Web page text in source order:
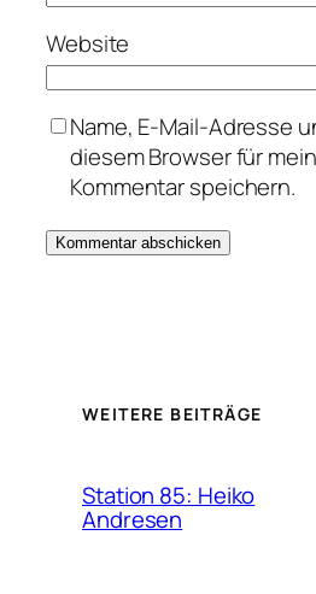
Website
Name, E-Mail-Adresse
diesem Browser für
Kommentar speichern.
WEITERE BEITRÄGE
Station 85: Heiko
Andresen